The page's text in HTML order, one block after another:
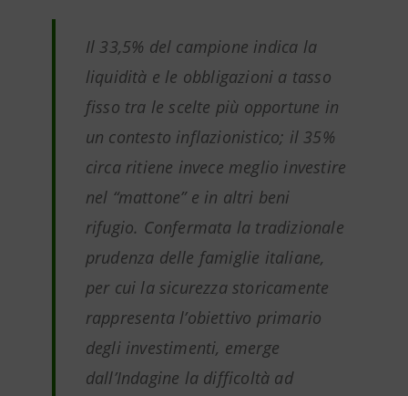
Il 33,5% del campione indica la
liquidità e le obbligazioni a tasso
fisso tra le scelte più opportune in
un contesto inflazionistico; il 35%
circa ritiene invece meglio investire
nel “mattone” e in altri beni
rifugio. Confermata la tradizionale
prudenza delle famiglie italiane,
per cui la sicurezza storicamente
rappresenta l’obiettivo primario
degli investimenti, emerge
dall’Indagine la difficoltà ad